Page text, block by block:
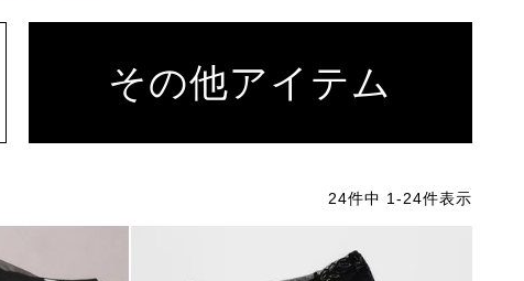
その他アイテム
24件中 1 -24件表示